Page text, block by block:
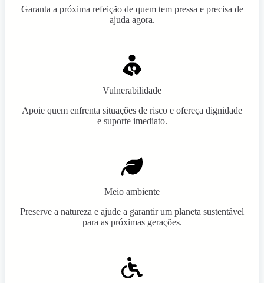
Garanta a próxima refeição de quem tem pressa e precisa de
ajuda agora.
Vulnerabilidade
Apoie quem enfrenta situações de risco e ofereça dignidade
e suporte imediato.
Meio ambiente
Preserve a natureza e ajude a garantir um planeta sustentável
para as próximas gerações.